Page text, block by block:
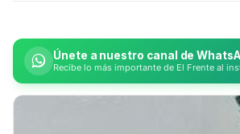
Únete a nuestro canal de
Recibe lo más importante de El Frente al